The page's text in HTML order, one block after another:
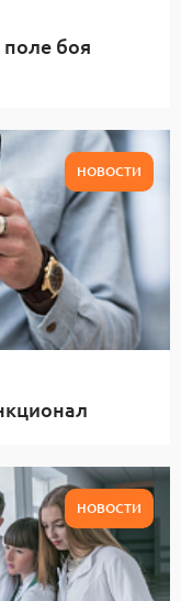
боя
НОВОСТИ
НОВОСТИ